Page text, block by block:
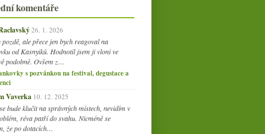
května(20)
dubna(21)
března(23)
února(20)
ledna(20)
(270)
(108)
komentáře
26. 1. 2026
ale přece jen bych reagoval na
od Kasnyiků. Hodnotil jsem ji vloni ve
podobně. Ovšem z…
s pozvánkou na festival, degustace a
Vaverka 10. 12. 2025
bude klučit na správných místech, nevidím v
réva patří do svahu. Nicméně se
že po dotacích…